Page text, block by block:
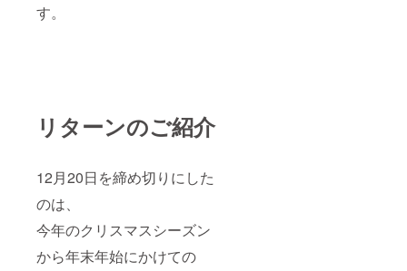
す。
リターンのご紹介
12月20日を締め切りにした
のは、
今年のクリスマスシーズン
から年末年始にかけての